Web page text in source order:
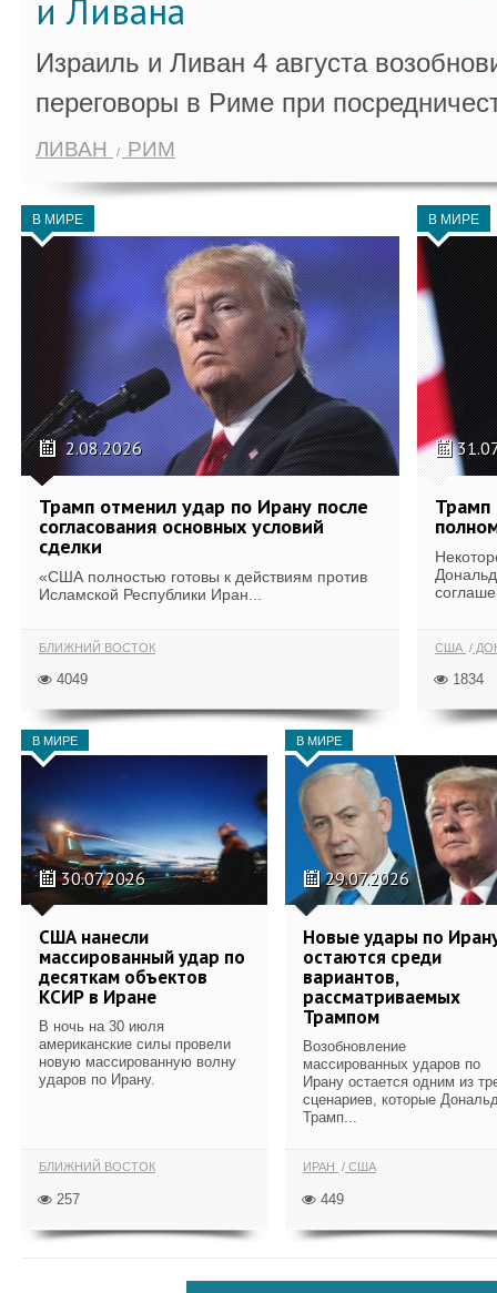
и Ливана
Израиль и Ливан 4 августа
переговоры в Риме при
ЛИВАН РИМ
В МИРЕ
2.08.2026
Трамп отменил удар по Ирану после
согласования основных условий
сделки
«США полностью готовы к действиям против
Исламской Республики Иран...
БЛИЖНИЙ ВОСТОК
4049
В МИРЕ
Трамп
США
1834
В МИРЕ
30.07.2026
США нанесли
массированный удар по
десяткам объектов
КСИР в Иране
В ночь на 30 июля
американские силы провели
новую массированную волну
ударов по Ирану.
БЛИЖНИЙ ВОСТОК
257
В МИРЕ
29.07.2026
Новые удары по
остаются среди
вариантов,
рассматриваемых
Трампом
Возобновление
массированных ударов по
Ирану остается одним из
сценариев, которые
Трамп...
ИРАН США
449